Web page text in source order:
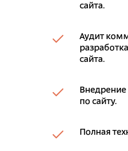
сайта.
Аудит
сайта.
по сайту.
Полная